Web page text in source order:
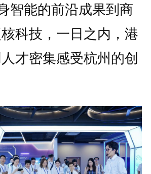
智能的前沿成果到商
科技，一日之内，港
才密集感受杭州的创